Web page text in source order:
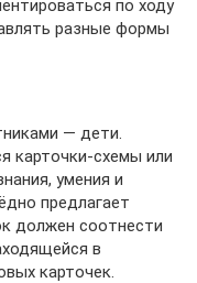
по ходу
разные формы
— дети.
карточки-схемы или
умения и
предлагает
должен соотнести
в
карточек.